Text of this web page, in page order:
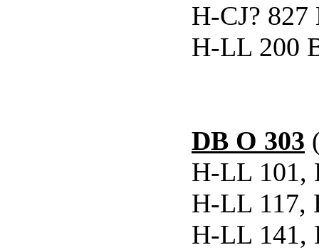
H-CJ?
H-LL 200
DB O 303
H-LL 101,
H-LL 117,
H-LL 141,